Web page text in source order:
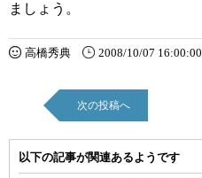
ましょう。
高橋秀典 2008/10/07 16:00:00
次の投稿へ
以下の記事が関連あるようです